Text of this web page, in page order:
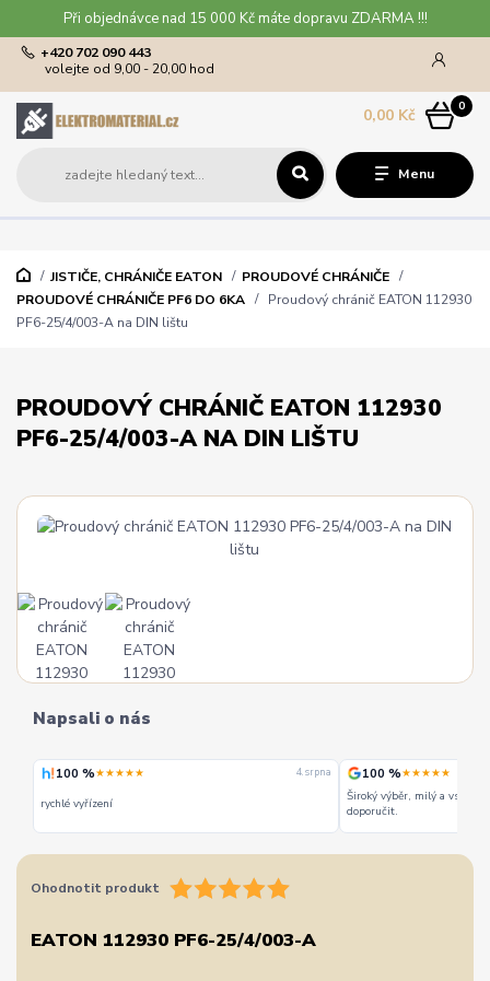
Při objednávce nad 15 000 Kč máte dopravu ZDARMA !!!
Menu
+420 702 090 443
volejte od 9,00 - 20,00 hod
0
0,00 Kč
JISTIČE, CHRÁNIČE EATON
PROUDOVÉ CHRÁNIČE
PROUDOVÉ CHRÁNIČE PF6 DO 6KA
Proudový chránič EATON 112930
PF6-25/4/003-A na DIN lištu
PROUDOVÝ CHRÁNIČ EATON 112930
PF6-25/4/003-A NA DIN LIŠTU
Napsali o nás
100 %★★★★★ 4. srpna
rychlé vyřízení
100 %★★★★★
Široký výběr, milý a
doporučit.
Ohodnotit produkt
EATON 112930 PF6-25/4/003-A